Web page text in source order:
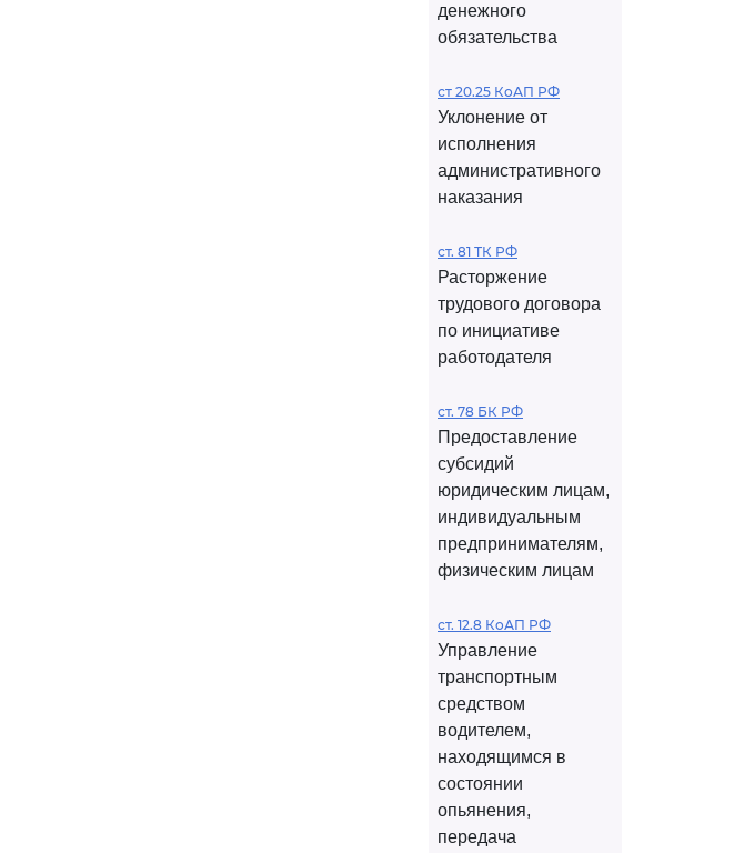
денежного
обязательства
ст 20.25 КоАП РФ
Уклонение от
исполнения
административного
наказания
ст. 81 ТК РФ
Расторжение
трудового договора
по инициативе
работодателя
ст. 78 БК РФ
Предоставление
субсидий
юридическим лицам,
индивидуальным
предпринимателям,
физическим лицам
ст. 12.8 КоАП РФ
Управление
транспортным
средством
водителем,
находящимся в
состоянии
опьянения,
передача